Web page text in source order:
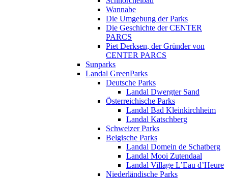
Wannabe
Die Umgebung der Parks
Die Geschichte der CENTER
PARCS
Piet Derksen, der Gründer von
CENTER PARCS
Sunparks
Landal GreenParks
Deutsche Parks
Landal Dwergter Sand
Österreichische Parks
Landal Bad Kleinkirchheim
Landal Katschberg
Schweizer Parks
Belgische Parks
Landal Domein de Schatberg
Landal Mooi Zutendaal
Landal Village L’Eau d’Heure
Niederländische Parks